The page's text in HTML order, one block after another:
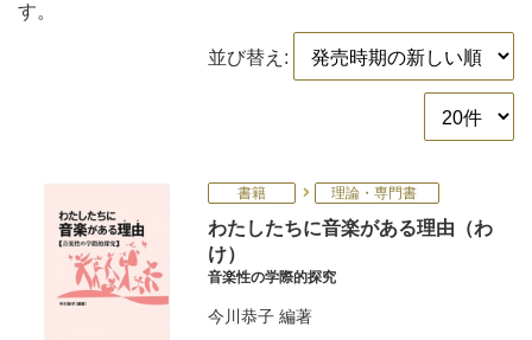
す。
並び替え:
書籍 理論・専門書
わたしたちに音楽がある理由（わ
け）
音楽性の学際的探究
今川恭子 編著